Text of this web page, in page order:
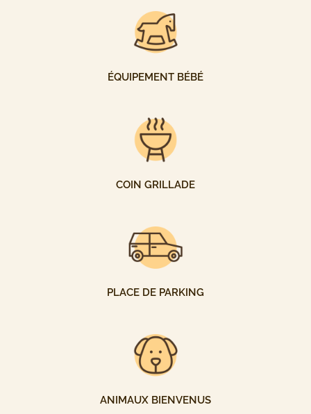
ÉQUIPEMENT BÉBÉ
COIN GRILLADE
PLACE DE PARKING
ANIMAUX BIENVENUS